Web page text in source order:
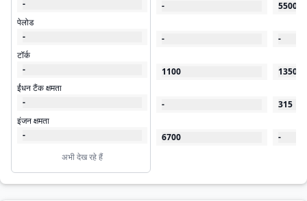
-
पेलोड
-
टॉर्क
-
ईंधन टैंक क्षमता
-
इंजन क्षमता
-
अभी देख रहे हैं
-
-
1100
-
6700
55000
-
1350
315
-